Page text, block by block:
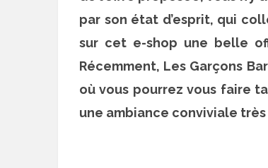
par son état d’esprit, qui
sur cet e-shop une belle
Récemment, Les Garçons
où vous pourrez vous faire
une ambiance conviviale très